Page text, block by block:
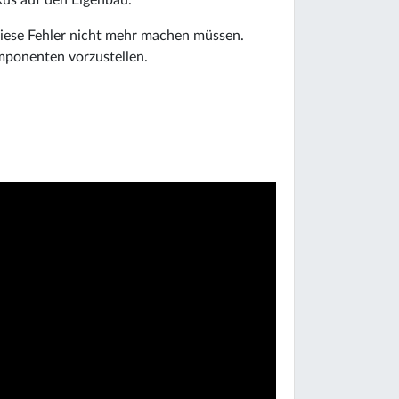
Fehler nicht mehr machen müssen.
vorzustellen.